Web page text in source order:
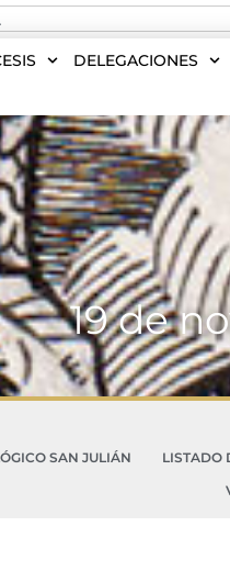
DELEGACIONES
19 de
SAN JULIÁN LISTADO